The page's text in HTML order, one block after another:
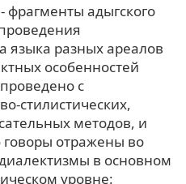
фрагменты адыгского
языка разных ареалов
особенностей
с
стилистических,
методов, и
говоры отражены во
в основном
уровне: